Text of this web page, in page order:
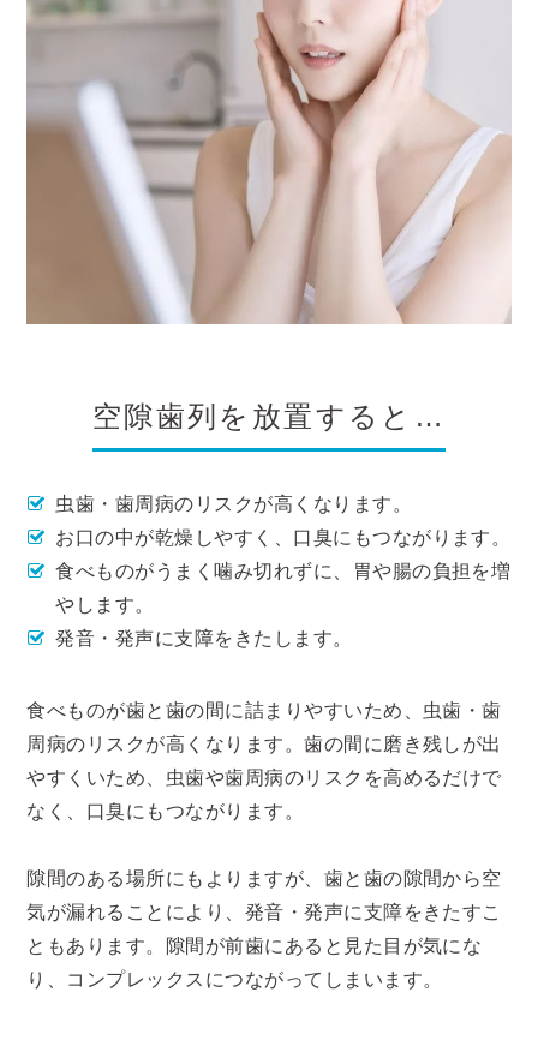
空隙歯列を放置すると…
虫歯・歯周病のリスクが高くなります。
お口の中が乾燥しやすく、口臭にもつながります。
食べものがうまく噛み切れずに、胃や腸の負担を増
やします。
発音・発声に支障をきたします。
食べものが歯と歯の間に詰まりやすいため、虫歯・歯
周病のリスクが高くなります。歯の間に磨き残しが出
やすくいため、虫歯や歯周病のリスクを高めるだけで
なく、口臭にもつながります。
隙間のある場所にもよりますが、歯と歯の隙間から空
気が漏れることにより、発音・発声に支障をきたすこ
ともあります。隙間が前歯にあると見た目が気にな
り、コンプレックスにつながってしまいます。